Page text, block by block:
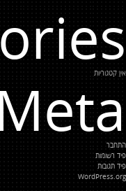
אין קטגוריות
התחבר
פיד רשומות
פיד תגובות
WordPress.org